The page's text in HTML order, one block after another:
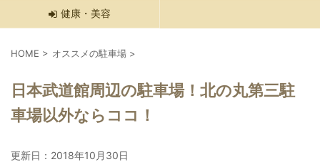
健康・美容
HOME > オススメの駐車場 >
日本武道館周辺の駐車場！北の丸第三駐
車場以外ならココ！
更新日： 2018年10月30日